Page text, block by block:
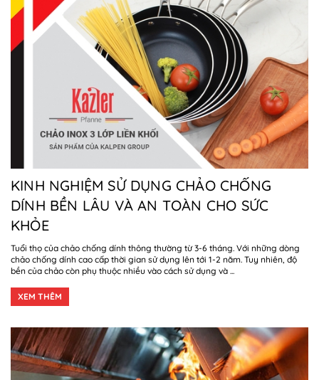
KINH NGHIỆM SỬ DỤNG CHẢO CHỐNG
DÍNH BỀN LÂU VÀ AN TOÀN CHO SỨC
KHỎE
Tuổi thọ của chảo chống dính thông thường từ 3-6 tháng. Với những dòng
chảo chống dính cao cấp thời gian sử dụng lên tới 1-2 năm. Tuy nhiên, độ
bền của chảo còn phụ thuộc nhiều vào cách sử dụng và ...
XEM THÊM